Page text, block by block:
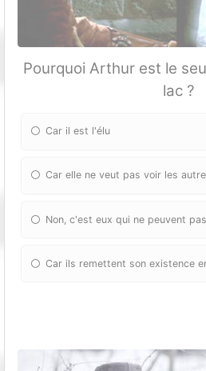
Pourquoi Arthur est le
lac ?
Car il est l'élu
Car elle ne veut pas voir les
Non, c'est eux qui ne peuvent
Car ils remettent son existence